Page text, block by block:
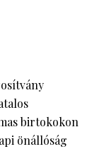
birtokokon
önállóság